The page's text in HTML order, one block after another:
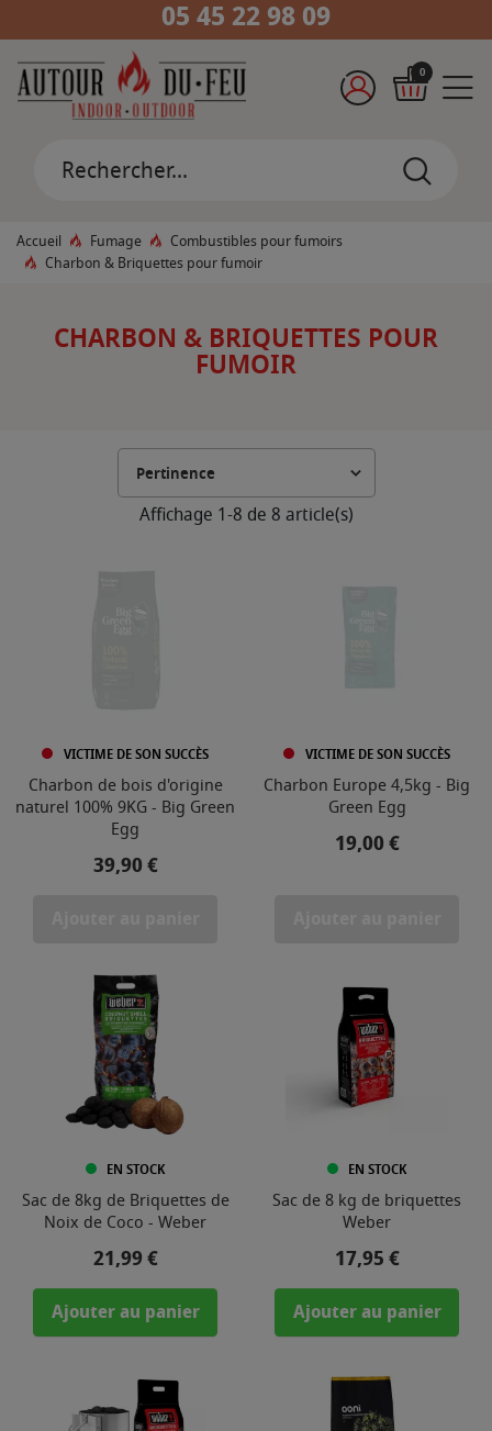
05 45 22 98 09
0
Accueil Fumage
Combustibles pour fumoirs
Charbon & Briquettes pour fumoir
CHARBON & BRIQUETTES POUR
FUMOIR
Affichage 1-8 de 8 article(s)
VICTIME DE SON SUCCÈS
Charbon de bois d'origine
naturel 100% 9KG - Big Green
Egg
Prix
39,90 €
VICTIME DE SON SUCCÈS
Charbon Europe 4,5kg - Big
Green Egg
Prix
19,00 €
EN STOCK
Sac de 8kg de Briquettes de
Noix de Coco - Weber
Prix
21,99 €
Ajouter au panier
EN STOCK
Sac de 8 kg de briquettes
Weber
Prix
17,95 €
Ajouter au panier